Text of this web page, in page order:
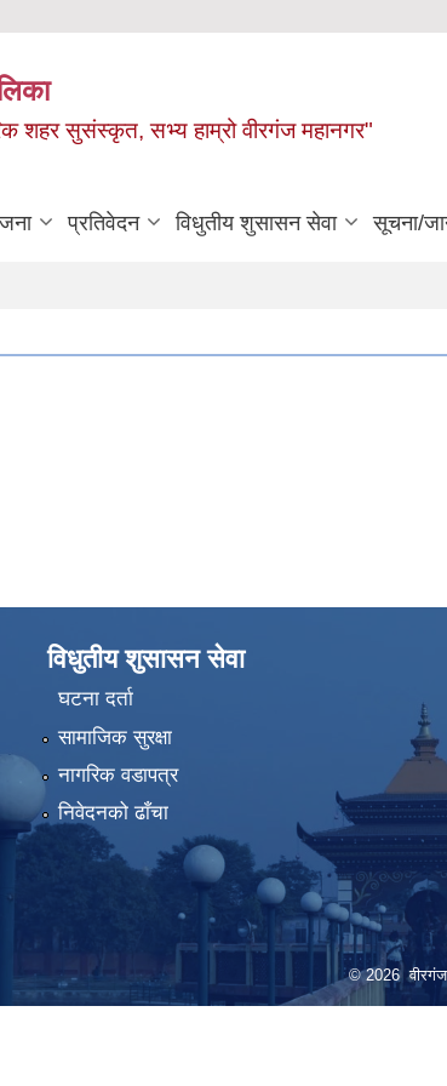
शहर सुसंस्कृत, सभ्य हाम्रो वीरगंज महानगर"
प्रतिवेदन विधुतीय शुसासन सेवा सूचना/
विधुतीय शुसासन सेवा
घटना दर्ता
सामाजिक सुरक्षा
नागरिक वडापत्र
निवेदनको ढाँचा
© 2026 वीरगंज